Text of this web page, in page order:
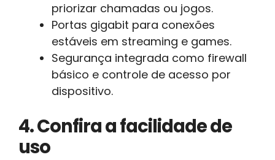
priorizar chamadas ou jogos.
Portas gigabit para conexões
estáveis em streaming e games.
Segurança integrada como firewall
básico e controle de acesso por
dispositivo.
4. Confira a facilidade de
uso